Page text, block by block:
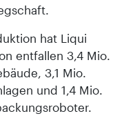
hat Liqui
entfallen 3,4 Mio.
3,1 Mio.
und 1,4 Mio.